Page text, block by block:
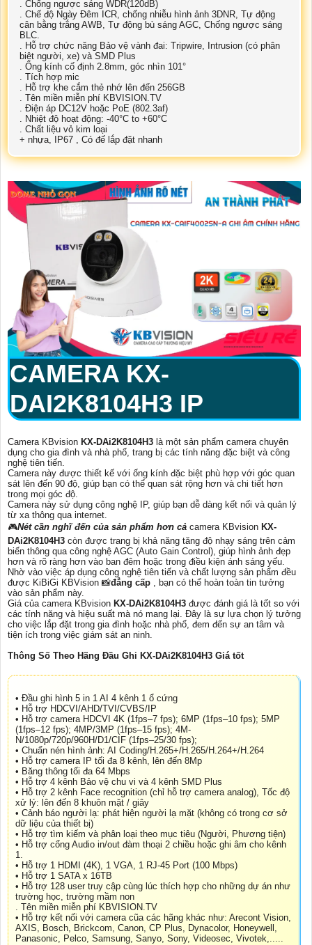
. Chống ngược sáng WDR(120dB)
. Chế độ Ngày Đêm ICR, chống nhiễu hình ảnh 3DNR, Tự động
cân bằng trắng AWB, Tự động bù sáng AGC, Chống ngược sáng
BLC.
. Hỗ trợ chức năng Bảo vệ vành đai: Tripwire, Intrusion (có phân
biệt người, xe) và SMD Plus
. Ống kính cố định 2.8mm, góc nhìn 101°
. Tích hợp mic
. Hỗ trợ khe cắm thẻ nhớ lên đến 256GB
. Tên miền miễn phí KBVISION.TV
. Điện áp DC12V hoặc PoE (802.3af)
. Nhiệt độ hoạt động: -40°C to +60°C
. Chất liệu vỏ kim loại
+ nhựa, IP67 , Có đế lắp đặt nhanh
CAMERA KX-
DAI2K8104H3 IP
Camera KBvision KX-DAi2K8104H3 là một sản phẩm camera chuyên
dụng cho gia đình và nhà phố, trang bị các tính năng đặc biệt và công
nghệ tiên tiến.
Camera này được thiết kế với ống kính đặc biệt phù hợp với góc quan
sát lên đến 90 độ, giúp bạn có thể quan sát rộng hơn và chi tiết hơn
trong mọi góc độ.
Camera này sử dụng công nghệ IP, giúp bạn dễ dàng kết nối và quản lý
từ xa thông qua internet.
🎮Nét cần nghĩ đến của sản phẩm hơn cả camera KBvision KX-
DAi2K8104H3 còn được trang bị khả năng tăng độ nhạy sáng trên cảm
biến thông qua công nghệ AGC (Auto Gain Control), giúp hình ảnh đẹp
hơn và rõ ràng hơn vào ban đêm hoặc trong điều kiện ánh sáng yếu.
Nhờ vào việc áp dụng công nghệ tiên tiến và chất lượng sản phẩm đều
được KiBiGi KBVision 📸đẳng cấp , bạn có thể hoàn toàn tin tưởng
vào sản phẩm này.
Giá của camera KBvision KX-DAi2K8104H3 được đánh giá là tốt so với
các tính năng và hiệu suất mà nó mang lại. Đây là sự lựa chọn lý tưởng
cho việc lắp đặt trong gia đình hoặc nhà phố, đem đến sự an tâm và
tiện ích trong việc giám sát an ninh.
Thông Số Theo Hãng Đầu Ghi KX-DAi2K8104H3 Giá tốt
• Đầu ghi hình 5 in 1 AI 4 kênh 1 ổ cứng
• Hỗ trợ HDCVI/AHD/TVI/CVBS/IP
• Hỗ trợ camera HDCVI 4K (1fps–7 fps); 6MP (1fps–10 fps); 5MP
(1fps–12 fps); 4MP/3MP (1fps–15 fps); 4M-
N/1080p/720p/960H/D1/CIF (1fps–25/30 fps);
• Chuẩn nén hình ảnh: AI Coding/H.265+/H.265/H.264+/H.264
• Hỗ trợ camera IP tối đa 8 kênh, lên đến 8Mp
• Băng thông tối đa 64 Mbps
• Hỗ trợ 4 kênh Bảo vệ chu vi và 4 kênh SMD Plus
• Hỗ trợ 2 kênh Face recognition (chỉ hỗ trợ camera analog), Tốc độ
xử lý: lên đến 8 khuôn mặt / giây
• Cảnh báo người lạ: phát hiện người lạ mặt (không có trong cơ sở
dữ liệu của thiết bị)
• Hỗ trợ tìm kiếm và phân loại theo mục tiêu (Người, Phương tiện)
• Hỗ trợ cổng Audio in/out đàm thoại 2 chiều hoặc ghi âm cho kênh
1.
• Hỗ trợ 1 HDMI (4K), 1 VGA, 1 RJ-45 Port (100 Mbps)
• Hỗ trợ 1 SATA x 16TB
• Hỗ trợ 128 user truy cập cùng lúc thích hợp cho những dự án như
trường học, trường mầm non
. Tên miền miễn phí KBVISION.TV
• Hỗ trợ kết nối với camera cũa các hãng khác như: Arecont Vision,
AXIS, Bosch, Brickcom, Canon, CP Plus, Dynacolor, Honeywell,
Panasonic, Pelco, Samsung, Sanyo, Sony, Videosec, Vivotek,.....